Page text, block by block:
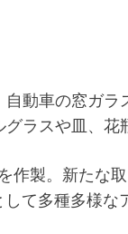
動車の窓ガ
ラスや皿、花
作製。新たな
て多種多様